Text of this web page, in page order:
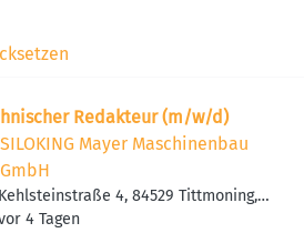
Redakteur (m/w/d)
SILOKING Mayer Maschinenbau
GmbH
Kehlsteinstraße 4, 84529 Tittmoning,
:
4 Tagen